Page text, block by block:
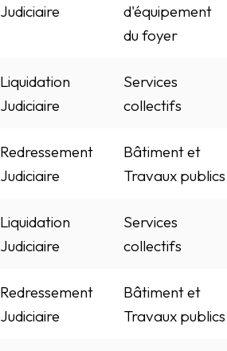
Judiciaire
d'équipement
du foyer
Liquidation
Judiciaire
Services
collectifs
Redressement
Judiciaire
Bâtiment et
Travaux publics
Liquidation
Judiciaire
Services
collectifs
Redressement
Judiciaire
Bâtiment et
Travaux publics